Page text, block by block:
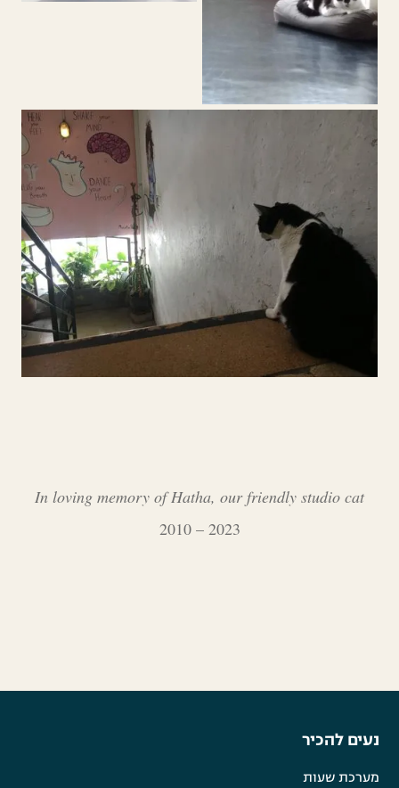
In loving memory of Hatha, our friendly studio cat
2010 – 2023
נעים להכיר
מערכת שעות